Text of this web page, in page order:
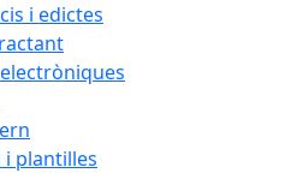
i edictes
i plantilles